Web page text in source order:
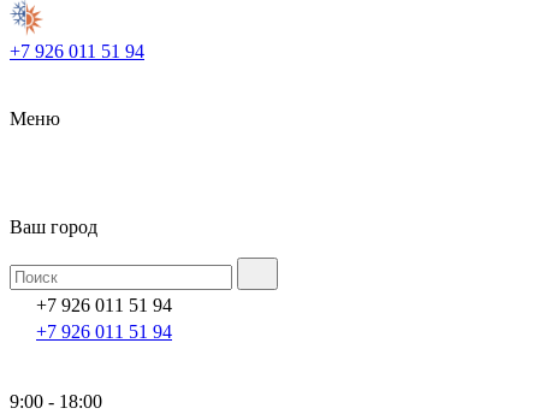
+7 926 011 51 94
Меню
Ваш город
+7 926 011 51 94
+7 926 011 51 94
9:00 - 18:00